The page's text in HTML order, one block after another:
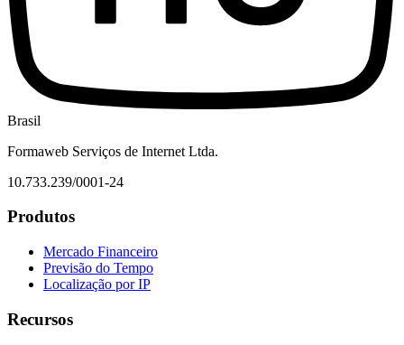
Brasil
Formaweb Serviços de Internet Ltda.
10.733.239/0001-24
Produtos
Mercado Financeiro
Previsão do Tempo
Localização por IP
Recursos